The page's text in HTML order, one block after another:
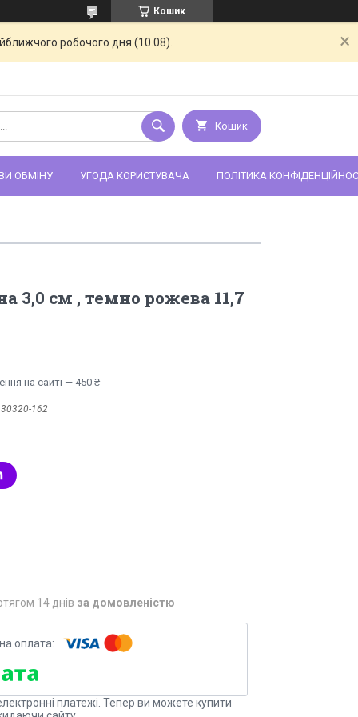
Кошик
робочого дня (10.08).
Кошик
ОБМІНУ УГОДА КОРИСТУВАЧА ПОЛІТИКА
3,0 см , темно рожева 11,7
на сайті — 450 ₴
30320-162
14 днів за домовленістю
платежі. Тепер ви можете купити